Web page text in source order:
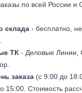
по всей России и
склада - бесплатно,
ТК - Деловые
заказа (с 9:00 до
Стоимость